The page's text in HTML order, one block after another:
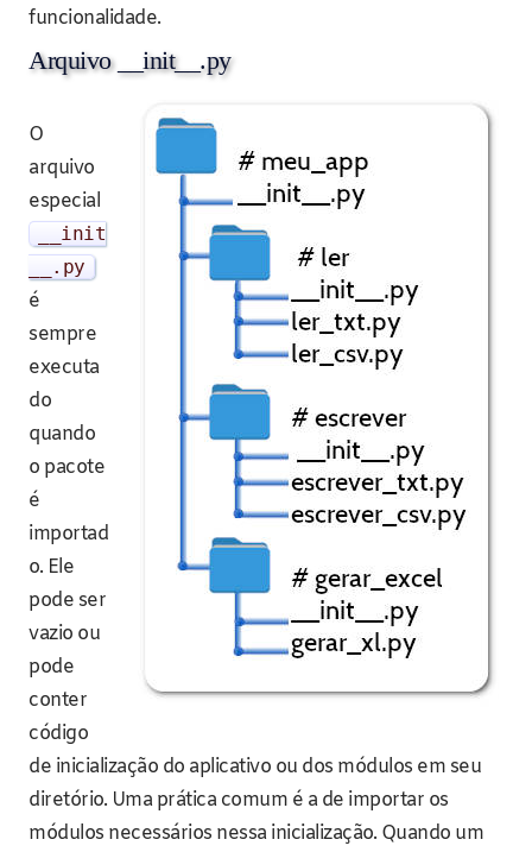
funcionalidade.
Arquivo __init__.py
O
arquivo
especial
__init
. py
é
sempre
executa
do
quando
o pacote
é
importad
o. Ele
pode ser
vazio ou
pode
conter
código
de inicialização do aplicativo ou dos módulos em seu
diretório. Uma prática comum é a de importar os
módulos necessários nessa inicialização. Quando um